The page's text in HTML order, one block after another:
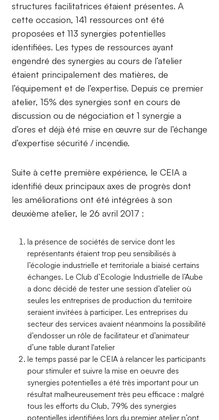
structures facilitatrices étaient présentes. A
cette occasion, 141 ressources ont été
proposées et 113 synergies potentielles
identifiées. Les types de ressources ayant
engendré des synergies au cours de l’atelier
étaient principalement des matières, de
l’équipement et de l’expertise. Depuis ce premier
atelier, 15% des synergies sont en cours de
discussion ou de négociation et 1 synergie a
d’ores et déjà été mise en œuvre sur de l’échange
d’expertise sécurité / incendie.
Suite à cette première expérience, le CEIA a
identifié deux principaux axes de progrès dont
les améliorations ont été intégrées à son
deuxième atelier, le 26 avril 2017 :
la présence de sociétés de service dont les
représentants étaient trop peu sensibilisés à
l’écologie industrielle et territoriale a biaisé certains
échanges. Le Club d’Ecologie Industrielle de l’Aube
a donc décidé de tester une session d’atelier où
seules les entreprises de production du territoire
seraient invitées à participer. Les entreprises du
secteur des services avaient néanmoins la possibilité
d’endosser un rôle de facilitateur et d’animateur
d’une table durant l'atelier
le temps passé par le CEIA à relancer les participants
pour stimuler et suivre la mise en oeuvre des
synergies potentielles a été très important pour un
résultat malheureusement très peu efficace : malgré
tous les efforts du Club, 79% des synergies
potentielles identifiées lors du premier atelier n’ont